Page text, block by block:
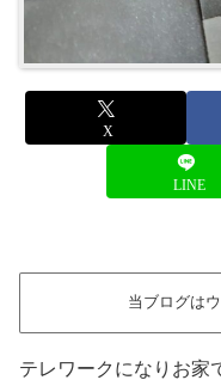
X
LINE
当ブログは
テレワークになりお家